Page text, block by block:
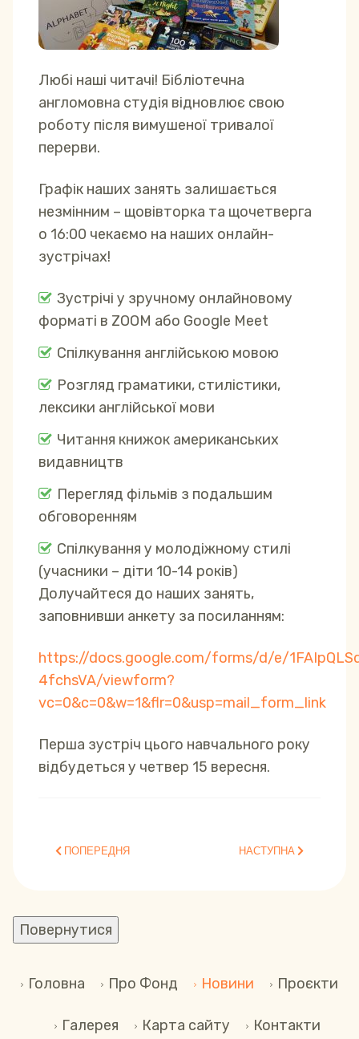
Любі наші читачі! Бібліотечна
англомовна студія відновлює свою
роботу після вимушеної тривалої
перерви.
Графік наших занять залишається
незмінним – щовівторка та щочетверга
о 16:00 чекаємо на наших онлайн-
зустрічах!
Зустрічі у зручному онлайновому
форматі в ZOOM або Google Meet
Спілкування англійською мовою
Розгляд граматики, стилістики,
лексики англійської мови
Читання книжок американських
видавництв
Перегляд фільмів з подальшим
обговоренням
Спілкування у молодіжному стилі
(учасники – діти 10-14 років)
Долучайтеся до наших занять,
заповнивши анкету за посиланням:
https://docs.google.com/forms/d/e/
4fchsVA/viewform?
vc=0&c=0&w=1&flr=0&usp=mail_form_link
Перша зустріч цього навчального року
відбудеться у четвер 15 вересня.
ПОПЕРЕДНЯ СТАТТЯ: СВІТ ПРОГРАМУВАННЯ ДЛЯ ДІТЕЙ ІЗ
ПОПЕРЕДНЯ НАСТУПНА СТАТТЯ:
НАСТУПНА
Головна Про Фонд Новини Проєкти
Галерея Карта сайту Контакти